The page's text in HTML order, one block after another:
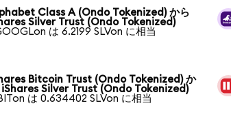
Class A (Ondo Tokenized) から
Silver Trust (Ondo Tokenized)
は 6.2199 SLVon に相当
Bitcoin Trust (Ondo Tokenized) か
iShares Silver Trust (Ondo Tokenized)
は 0.634402 SLVon に相当